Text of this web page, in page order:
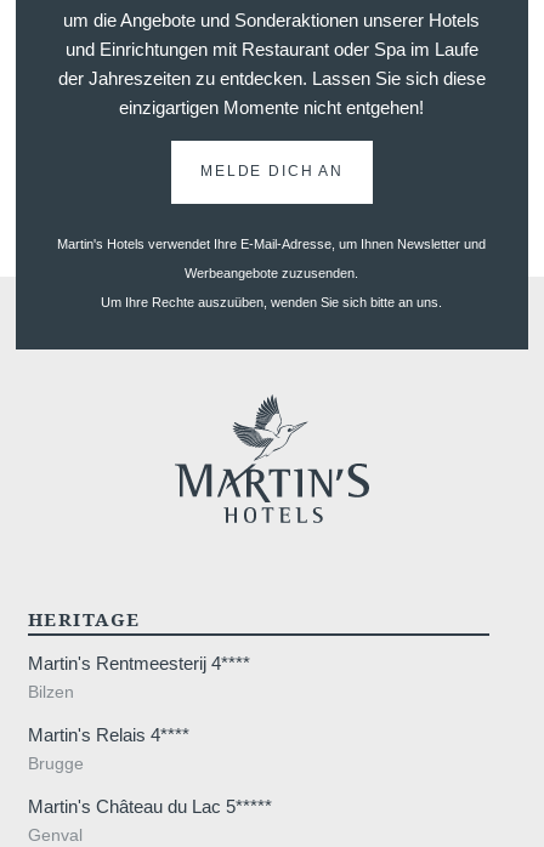
um die Angebote und Sonderaktionen unserer Hotels
und Einrichtungen mit Restaurant oder Spa im Laufe
der Jahreszeiten zu entdecken. Lassen Sie sich diese
einzigartigen Momente nicht entgehen!
MELDE DICH AN
Martin's Hotels verwendet Ihre E-Mail-Adresse, um Ihnen Newsletter und
Werbeangebote zuzusenden.
Um Ihre Rechte auszuüben, wenden Sie sich bitte an uns.
HERITAGE
Martin's Rentmeesterij 4****
Bilzen
Martin's Relais 4****
Brugge
Martin's Château du Lac 5*****
Genval